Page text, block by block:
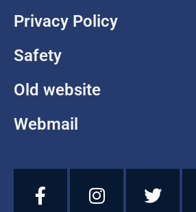
Privacy Policy
Safety
Old website
Webmail